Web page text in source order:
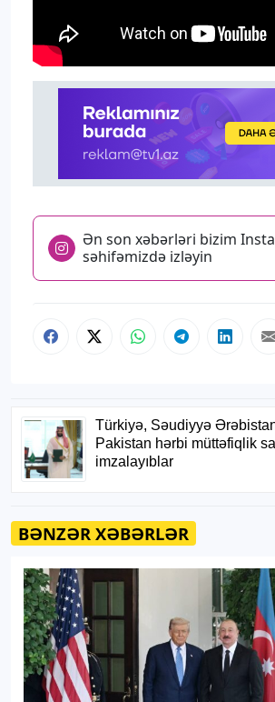
Ən son xəbərləri bizim
səhifəmizdə izləyin
BƏNZƏR XƏBƏRLƏR